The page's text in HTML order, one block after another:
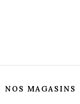
NOS MAGASINS